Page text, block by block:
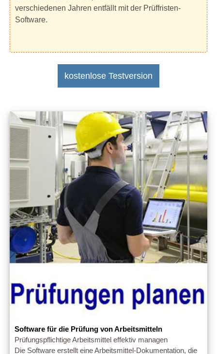
verschiedenen Jahren entfällt mit der Prüffristen-
Software.
kostenlose Testversion
Software für die Prüfung von Arbeitsmitteln
Prüfungspflichtige Arbeitsmittel effektiv managen
Die Software erstellt eine Arbeitsmittel-Dokumentation, die